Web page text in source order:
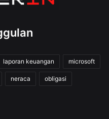
laporan keuangan microsoft
neraca obligasi